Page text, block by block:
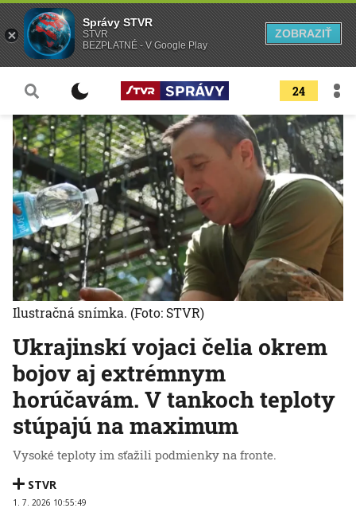
24
Ukrajinskí vojaci čelia okrem
bojov aj extrémnym
horúčavám. V tankoch teploty
stúpajú na maximum
Vysoké teploty im sťažili podmienky na fronte.
STVR
1. 7. 2026 10:55:49
Ilustračná snímka. (Foto: STVR)
Správy STVR
STVR
BEZPLATNÉ - V Google Play
ZOBRAZIŤ